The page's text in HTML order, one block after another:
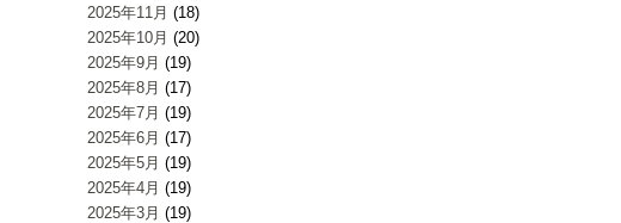
2025年11月 (18)
2025年10月 (20)
2025年9月 (19)
2025年8月 (17)
2025年7月 (19)
2025年6月 (17)
2025年5月 (19)
2025年4月 (19)
2025年3月 (19)